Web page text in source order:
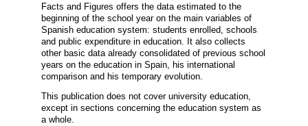
Facts and Figures offers the data estimated to the
beginning of the school year on the main variables of
Spanish education system: students enrolled, schools
and public expenditure in education. It also collects
other basic data already consolidated of previous school
years on the education in Spain, his international
comparison and his temporary evolution.
This publication does not cover university education,
except in sections concerning the education system as
a whole.